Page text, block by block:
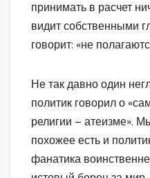
принимать в расчет
видит собственными
говорит: «не
Не так давно один
политик говорил о
религии – атеизме».
похожее есть и
фанатика